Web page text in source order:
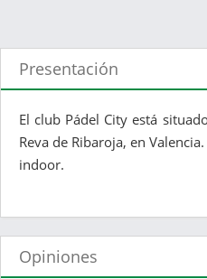
Presentación
El club Pádel City está
Reva de Ribaroja, en
indoor.
Opiniones